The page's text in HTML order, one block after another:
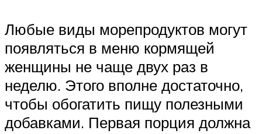
Любые виды морепродуктов могут
появляться в меню кормящей
женщины не чаще двух раз в
неделю. Этого вполне достаточно,
чтобы обогатить пищу полезными
добавками. Первая порция должна